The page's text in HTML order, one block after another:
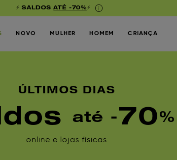
⚡ SALDOSATÉ -70%⚡
NOVO MULHER HOMEM CRIANÇA
ÚLTIMOS DIAS
até -70%
online e lojas físicas